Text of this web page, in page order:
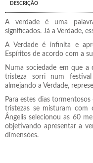
DESCRIÇÃO
A verdade é uma
significados. Já a Verdade,
A Verdade é infinita e
Espíritos de acordo com a
Numa sociedade em que a
tristeza sorri num
almejando a Verdade,
Para estes dias
tristezas se misturam com
Ângelis selecionou as 60
objetivando apresentar a
dimensões.